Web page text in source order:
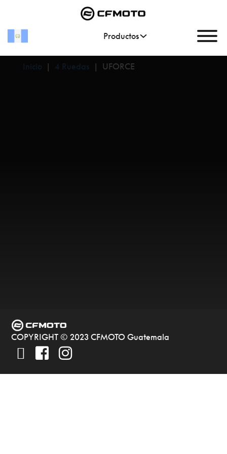
Productos
Inicio | 4 Ruedas | UFORCE
COPYRIGHT © 2023 CFMOTO Guatemala